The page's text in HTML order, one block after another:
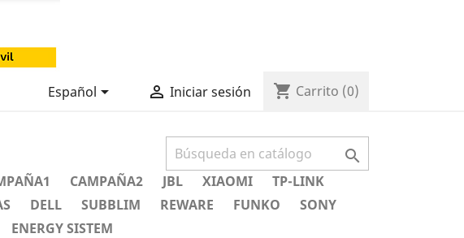
Español  Iniciar sesión shopping_cart Carrito (0)

CAMPAÑA2 JBL XIAOMI
TP-LINK
DELL SUBBLIM REWARE FUNKO
SONY
ENERGY SISTEM